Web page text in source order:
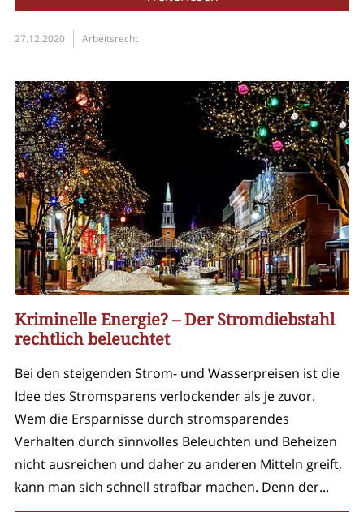
27.12.2020 Arbeitsrecht
Kriminelle Energie? – Der Stromdiebstahl
rechtlich beleuchtet
Bei den steigenden Strom- und Wasserpreisen ist die
Idee des Stromsparens verlockender als je zuvor.
Wem die Ersparnisse durch stromsparendes
Verhalten durch sinnvolles Beleuchten und Beheizen
nicht ausreichen und daher zu anderen Mitteln greift,
kann man sich schnell strafbar machen. Denn der...